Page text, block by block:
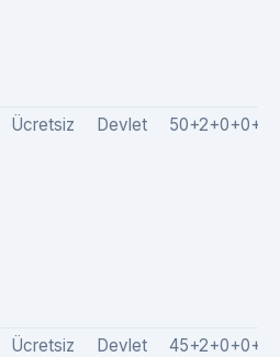
Ücretsiz Devlet 50+2+0+0+5
Ücretsiz Devlet 45+2+0+0+0